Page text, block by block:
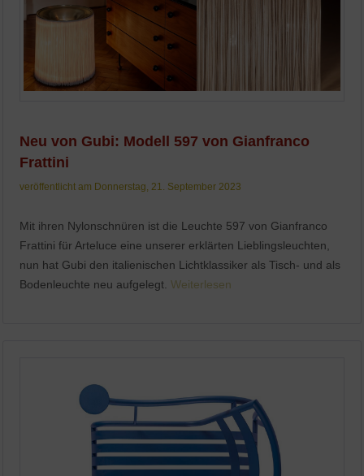
Neu von Gubi: Modell 597 von Gianfranco
Frattini
veröffentlicht am Donnerstag, 21. September 2023
Mit ihren Nylonschnüren ist die Leuchte 597 von Gianfranco
Frattini für Arteluce eine unserer erklärten Lieblingsleuchten,
nun hat Gubi den italienischen Lichtklassiker als Tisch- und als
Bodenleuchte neu aufgelegt.Weiterlesen